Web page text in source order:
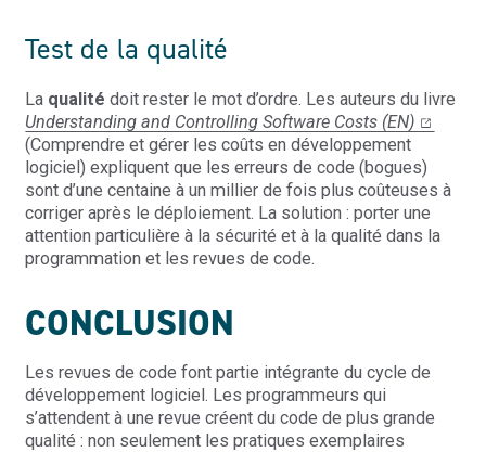
Test de la qualité
La qualité doit rester le mot d’ordre. Les auteurs du livre
Understanding and Controlling Software Costs (EN)
(Comprendre et gérer les coûts en développement
logiciel) expliquent que les erreurs de code (bogues)
sont d’une centaine à un millier de fois plus coûteuses à
corriger après le déploiement. La solution : porter une
attention particulière à la sécurité et à la qualité dans la
programmation et les revues de code.
CONCLUSION
Les revues de code font partie intégrante du cycle de
développement logiciel. Les programmeurs qui
s’attendent à une revue créent du code de plus grande
qualité : non seulement les pratiques exemplaires